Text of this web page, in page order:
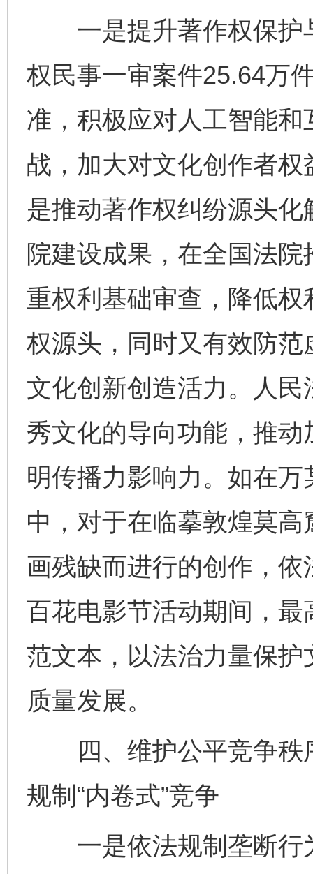
一是提升著作权保护
权民事一审案件25.64万
准，积极应对人工智能
战，加大对文化创作者
是推动著作权纠纷源头
院建设成果，在全国法院
重权利基础审查，降低
权源头，同时又有效防
文化创新创造活力。人
秀文化的导向功能，推
明传播力影响力。如在
中，对于在临摹敦煌莫
画残缺而进行的创作，
百花电影节活动期间，
范文本，以法治力量保
质量发展。
四、维护公平竞争秩
规制“内卷式”竞争
一是依法规制垄断行